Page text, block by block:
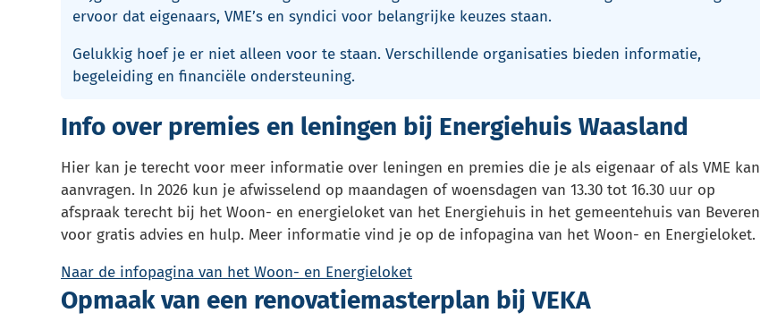
ervoor dat eigenaars, VME’s en syndici voor belangrijke keuzes staan.
Gelukkig hoef je er niet alleen voor te staan. Verschillende organisaties bieden informatie,
begeleiding en financiële ondersteuning.
Info over premies en leningen bij Energiehuis Waasland
Hier kan je terecht voor meer informatie over leningen en premies die je als eigenaar of als VME kan
aanvragen. In 2026 kun je afwisselend op maandagen of woensdagen van 13.30 tot 16.30 uur op
afspraak terecht bij het Woon- en energieloket van het Energiehuis in het gemeentehuis van Beveren
voor gratis advies en hulp. Meer informatie vind je op de infopagina van het Woon- en Energieloket.
Naar de infopagina van het Woon- en Energieloket
Opmaak van een renovatiemasterplan bij VEKA